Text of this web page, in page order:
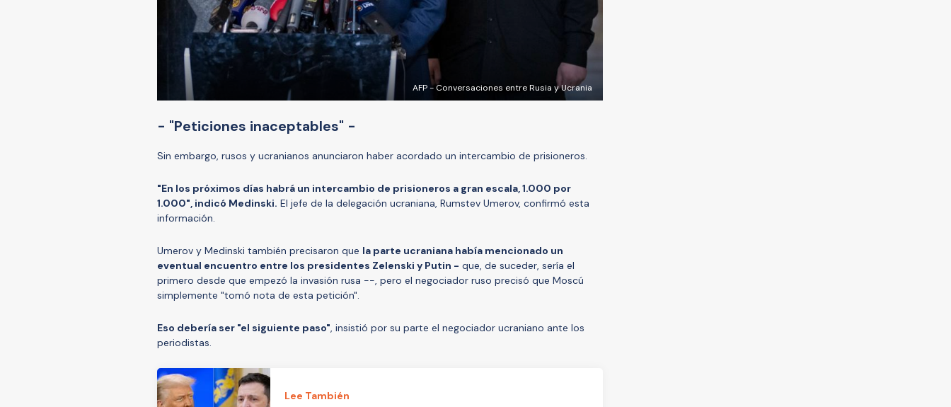
AFP - Conversaciones entre Rusia y Ucrania
- "Peticiones inaceptables" -
Sin embargo, rusos y ucranianos anunciaron haber acordado un intercambio de prisioneros.
"En los próximos días habrá un intercambio de prisioneros a gran escala, 1.000 por
1.000", indicó Medinski. El jefe de la delegación ucraniana, Rumstev Umerov, confirmó esta
información.
Umerov y Medinski también precisaron que la parte ucraniana había mencionado un
eventual encuentro entre los presidentes Zelenski y Putin - que, de suceder, sería el
primero desde que empezó la invasión rusa --, pero el negociador ruso precisó que Moscú
simplemente "tomó nota de esta petición".
Eso debería ser "el siguiente paso", insistió por su parte el negociador ucraniano ante los
periodistas.
Lee También